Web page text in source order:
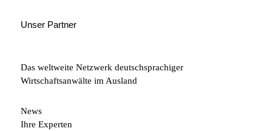
Unser Partner
Das weltweite Netzwerk deutschsprachiger
Wirtschaftsanwälte im Ausland
News
Ihre Experten